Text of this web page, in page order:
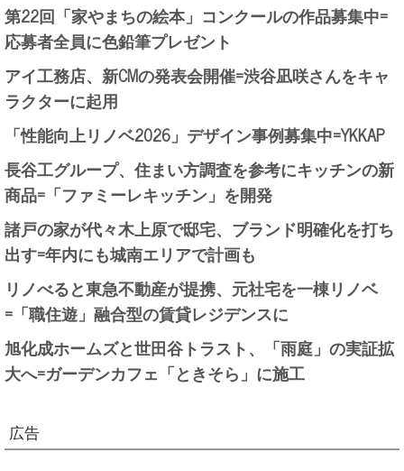
第22回「家やまちの絵本」コンクールの作品募集中=
応募者全員に色鉛筆プレゼント
アイ工務店、新CMの発表会開催=渋谷凪咲さんをキャ
ラクターに起用
「性能向上リノベ2026」デザイン事例募集中=YKKAP
長谷工グループ、住まい方調査を参考にキッチンの新
商品=「ファミーレキッチン」を開発
諸戸の家が代々木上原で邸宅、ブランド明確化を打ち
出す=年内にも城南エリアで計画も
リノべると東急不動産が提携、元社宅を一棟リノベ
=「職住遊」融合型の賃貸レジデンスに
旭化成ホームズと世田谷トラスト、「雨庭」の実証拡
大へ=ガーデンカフェ「ときそら」に施工
広告